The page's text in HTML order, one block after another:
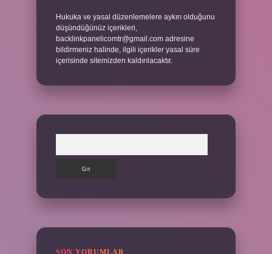
Hukuka ve yasal düzenlemelere aykırı olduğunu
düşündüğünüz içerikleri,
backlinkpanelicomtr@gmail.com adresine
bildirmeniz halinde, ilgili içerikler yasal süre
içerisinde sitemizden kaldırılacaktır.
SON YORUMLAR